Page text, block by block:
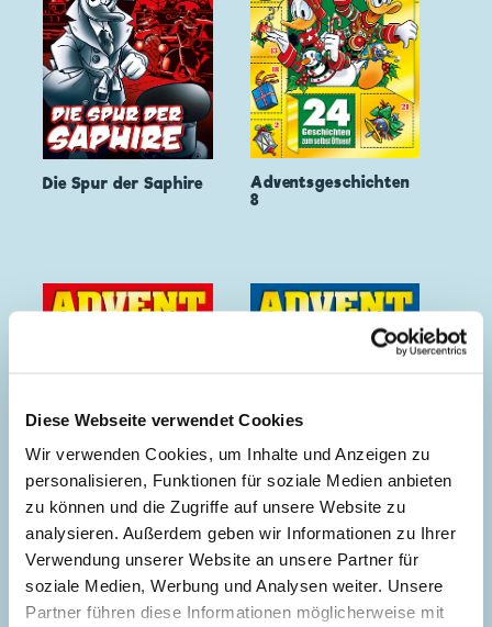
Diese Webseite verwendet Cookies
Wir verwenden Cookies, um Inhalte und Anzeigen zu
personalisieren, Funktionen für soziale Medien anbieten
zu können und die Zugriffe auf unsere Website zu
analysieren. Außerdem geben wir Informationen zu Ihrer
Verwendung unserer Website an unsere Partner für
soziale Medien, Werbung und Analysen weiter. Unsere
Partner führen diese Informationen möglicherweise mit
Die Spur der Saphire
Adventsgeschichten
8
Adventsgeschichten
7
Adventsgeschichten